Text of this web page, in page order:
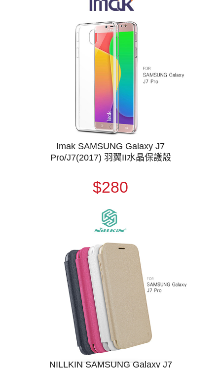
Imak SAMSUNG Galaxy J7
Pro/J7(2017) 羽翼II水晶保護殼
$280
NILLKIN SAMSUNG Galaxy J7